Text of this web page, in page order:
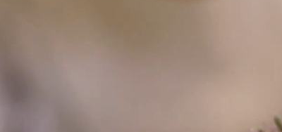
اقتصاد
مراقبة تطورات اتفاق إعادة فتح مضيق هرمز.
ما دفع عددا من بيوت الخبرة إلى خفض توقعاتها لأسعار
برفع أسعار الفائدة إلى أعلى مستوى لها منذ 31 عاما.